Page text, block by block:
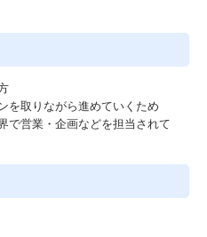
を取りながら進めていくため
で営業・企画などを担当されて